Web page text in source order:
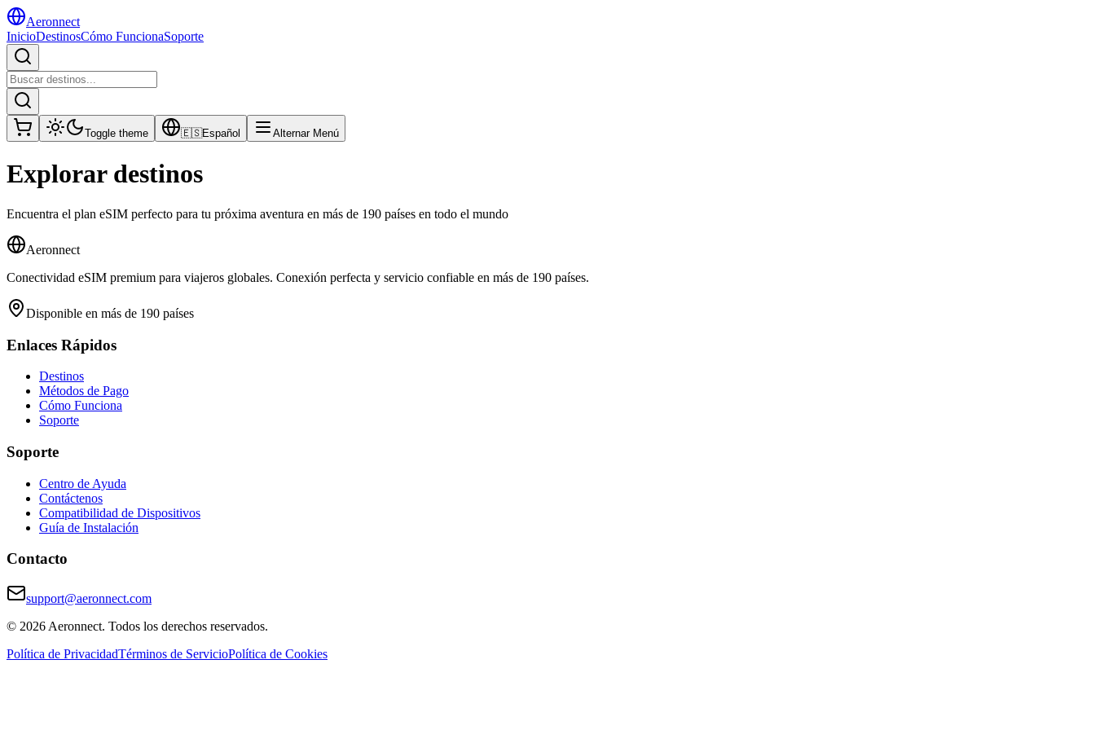
Aeronnect
InicioDestinosCómo FuncionaSoporte
Toggle theme 🇪🇸Español Alternar Menú
Explorar destinos
Encuentra el plan eSIM perfecto para tu próxima aventura en más de 190 países en todo el mundo
Aeronnect
Conectividad eSIM premium para viajeros globales. Conexión perfecta y servicio confiable en más de 190 países.
Disponible en más de 190 países
Enlaces Rápidos
Destinos
Métodos de Pago
Cómo Funciona
Soporte
Soporte
Centro de Ayuda
Contáctenos
Compatibilidad de Dispositivos
Guía de Instalación
Contacto
support@aeronnect.com
© 2026 Aeronnect. Todos los derechos reservados.
Política de PrivacidadTérminos de ServicioPolítica de Cookies